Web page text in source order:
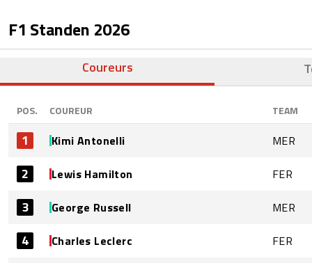
F1 Standen 2026
Coureurs
POS. COUREUR TEAM
1 Kimi Antonelli MER
2 Lewis Hamilton FER
3 George Russell MER
4 Charles Leclerc FER